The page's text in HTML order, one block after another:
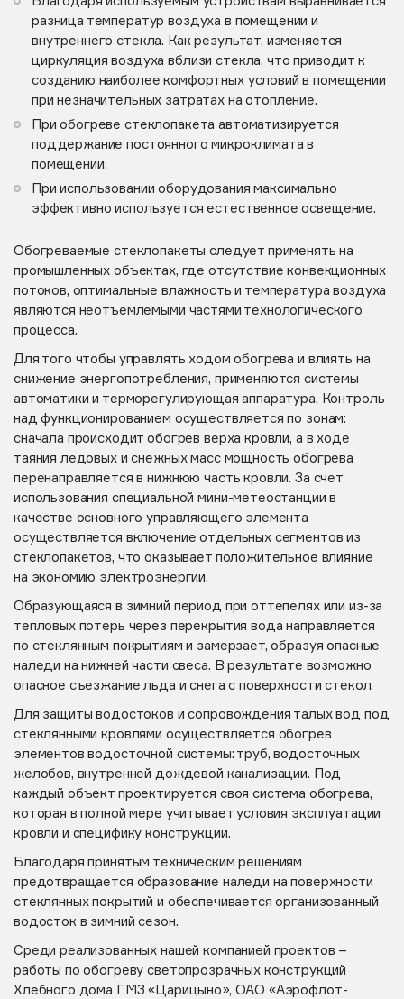
разница температур воздуха в помещении и
внутреннего стекла. Как результат, изменяется
циркуляция воздуха вблизи стекла, что приводит к
созданию наиболее комфортных условий в помещении
при незначительных затратах на отопление.
При обогреве стеклопакета автоматизируется
поддержание постоянного микроклимата в
помещении.
При использовании оборудования максимально
эффективно используется естественное освещение.
Обогреваемые стеклопакеты следует применять на
промышленных объектах, где отсутствие конвекционных
потоков, оптимальные влажность и температура воздуха
являются неотъемлемыми частями технологического
процесса.
Для того чтобы управлять ходом обогрева и влиять на
снижение энергопотребления, применяются системы
автоматики и терморегулирующая аппаратура. Контроль
над функционированием осуществляется по зонам:
сначала происходит обогрев верха кровли, а в ходе
таяния ледовых и снежных масс мощность обогрева
перенаправляется в нижнюю часть кровли. За счет
использования специальной мини-метеостанции в
качестве основного управляющего элемента
осуществляется включение отдельных сегментов из
стеклопакетов, что оказывает положительное влияние
на экономию электроэнергии.
Образующаяся в зимний период при оттепелях или из-за
тепловых потерь через перекрытия вода направляется
по стеклянным покрытиям и замерзает, образуя опасные
наледи на нижней части свеса. В результате возможно
опасное съезжание льда и снега с поверхности стекол.
Для защиты водостоков и сопровождения талых вод под
стеклянными кровлями осуществляется обогрев
элементов водосточной системы: труб, водосточных
желобов, внутренней дождевой канализации. Под
каждый объект проектируется своя система обогрева,
которая в полной мере учитывает условия эксплуатации
кровли и специфику конструкции.
Благодаря принятым техническим решениям
предотвращается образование наледи на поверхности
стеклянных покрытий и обеспечивается организованный
водосток в зимний сезон.
Среди реализованных нашей компанией проектов –
работы по обогреву светопрозрачных конструкций
Хлебного дома ГМЗ «Царицыно», ОАО «Аэрофлот-